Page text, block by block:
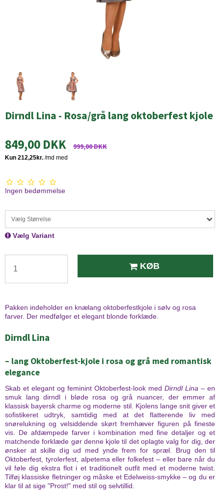
Dirndl Lina - Rosa/grå lang oktoberfest kjole
849,00 DKK 999,00 DKK
Ingen bedømmelse
Vælg Størrelse
Vælg Variant
KØB
Pakken indeholder en knælang oktoberfestkjole i sølv og rosa
farver. Der medfølger et elegant blonde forklæde.
Dirndl Lina
– lang Oktoberfest-kjole i rosa og grå med romantisk
elegance
Skab et elegant og feminint Oktoberfest-look med Dirndl Lina – en
smuk lang dirndl i bløde rosa og grå nuancer, der emmer af
klassisk bayersk charme og moderne stil. Kjolens lange snit giver et
sofistikeret udtryk, samtidig med at det flatterende liv med
snørelukning og velsiddende skørt fremhæver figuren på fineste
vis. De afdæmpede farver i kombination med fine detaljer og et
matchende forklæde gør denne kjole til det oplagte valg for dig, der
ønsker at skille dig ud med ynde frem for spræl. Brug den til
Oktoberfest, tyrolerfest, alpetema eller folkefest – eller bare når du
vil føle dig ekstra flot i et traditionelt outfit med et moderne twist.
Tilføj klassiske fletninger og måske et Edelweiss-smykke – og du er
klar til at sige "Prost!" med stil og selvtillid.